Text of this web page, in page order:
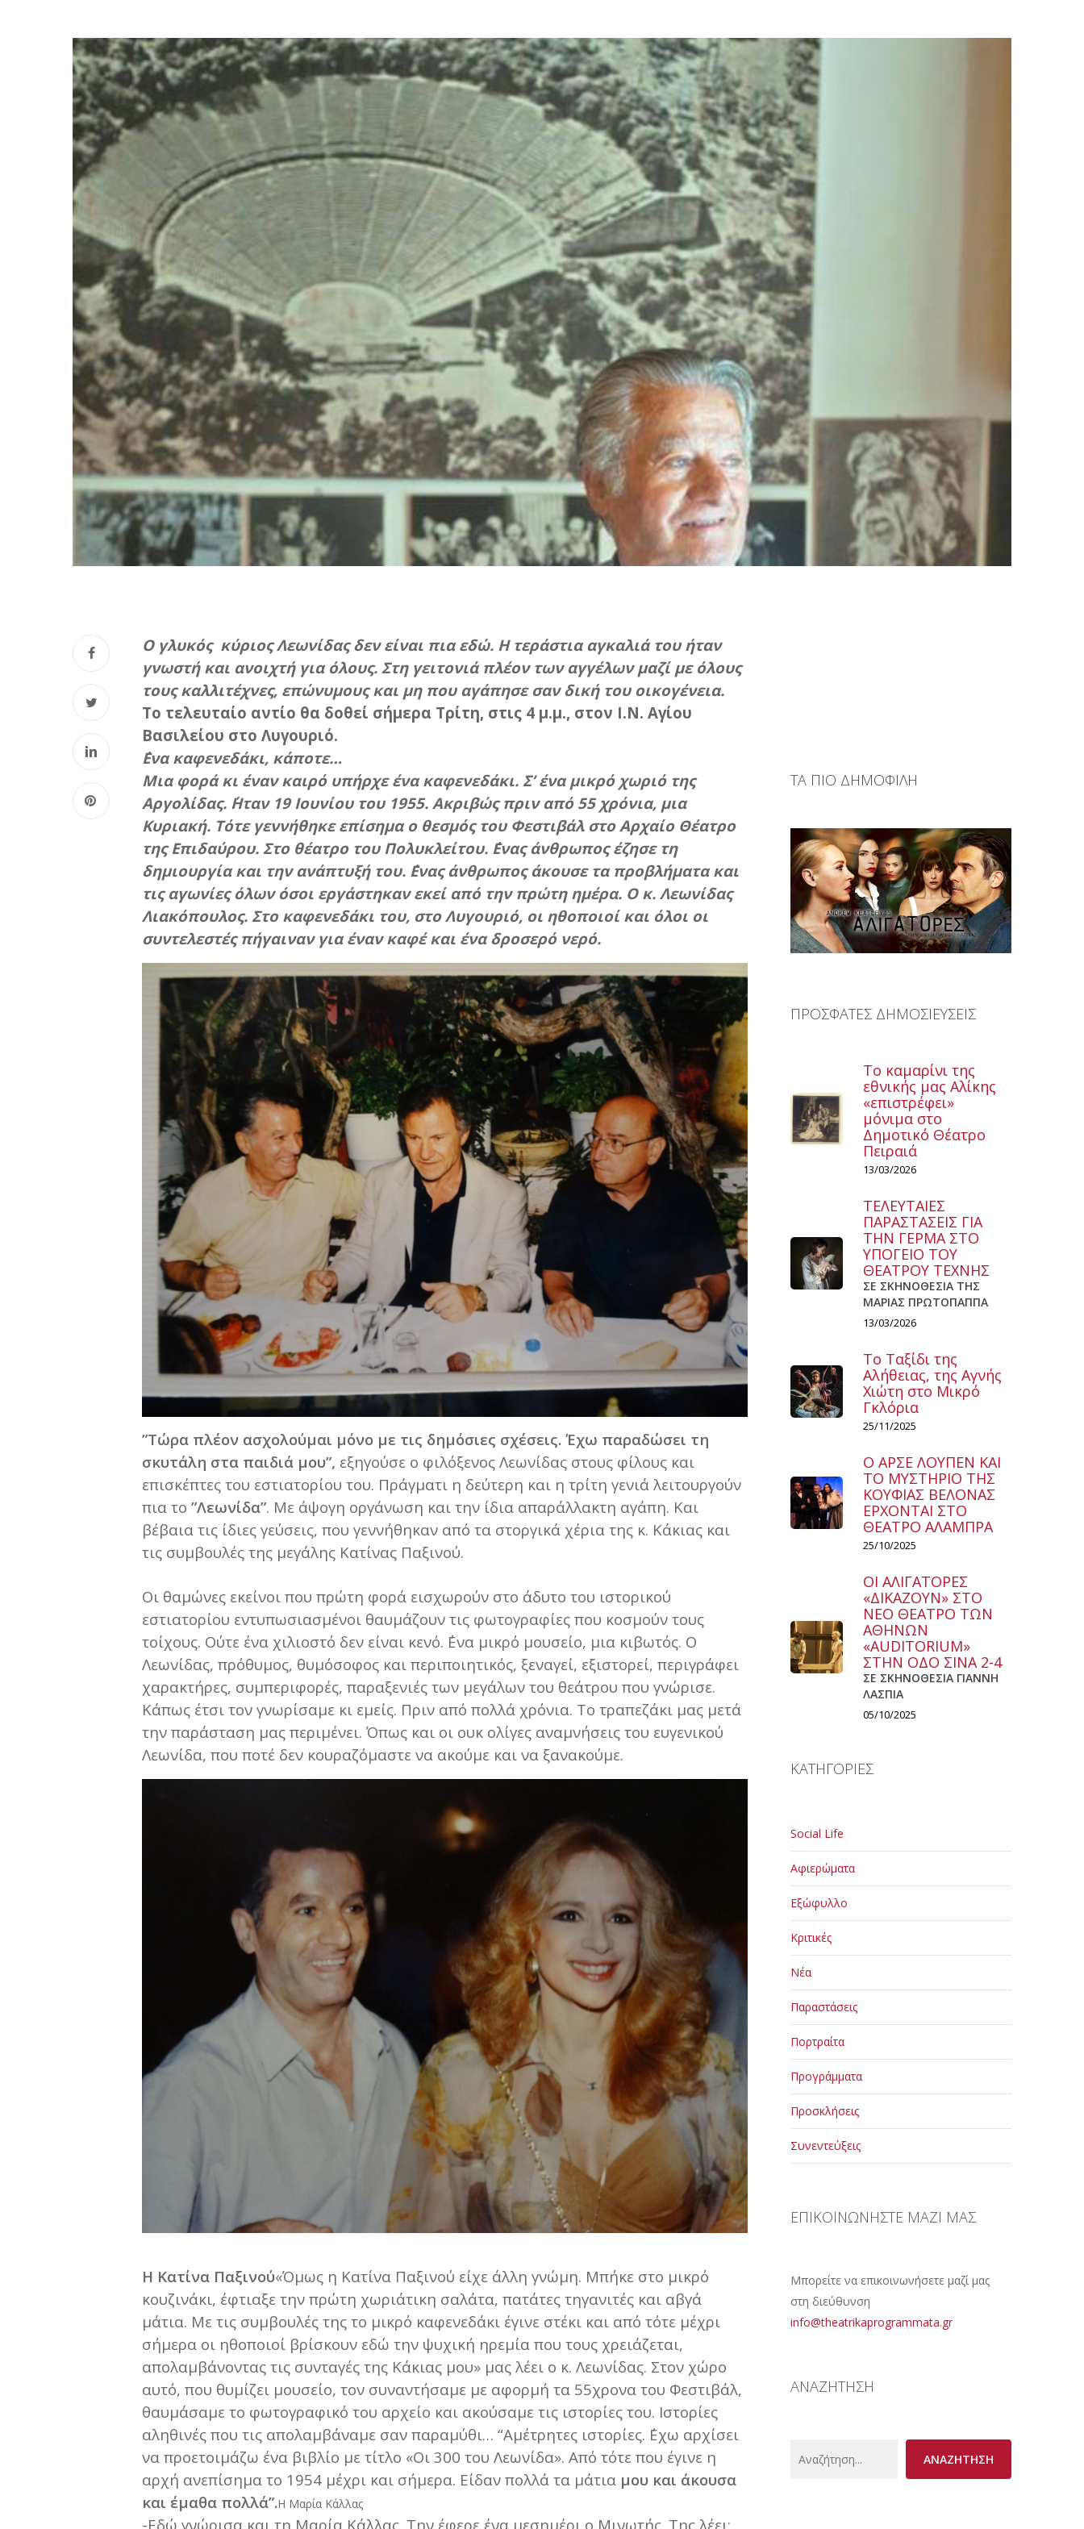
Ο γλυκός κύριος Λεωνίδας δεν είναι πια εδώ. Η τεράστια αγκαλιά του ήταν
γνωστή και ανοιχτή για όλους. Στη γειτονιά πλέον των αγγέλων μαζί με όλους
τους καλλιτέχνες, επώνυμους και μη που αγάπησε σαν δική του οικογένεια.
Το τελευταίο αντίο θα δοθεί σήμερα Τρίτη, στις 4 μ.μ., στον Ι.Ν. Αγίου
Βασιλείου στο Λυγουριό.
΄Ενα καφενεδάκι, κάποτε…
Μια φορά κι έναν καιρό υπήρχε ένα καφενεδάκι. Σ’ ένα μικρό χωριό της
Αργολίδας. ΄Ηταν 19 Ιουνίου του 1955. Ακριβώς πριν από 55 χρόνια, μια
Κυριακή. Τότε γεννήθηκε επίσημα ο θεσμός του Φεστιβάλ στο Αρχαίο Θέατρο
της Επιδαύρου. Στο θέατρο του Πολυκλείτου. ΄Ενας άνθρωπος έζησε τη
δημιουργία και την ανάπτυξή του. ΄Ενας άνθρωπος άκουσε τα προβλήματα και
τις αγωνίες όλων όσοι εργάστηκαν εκεί από την πρώτη ημέρα. Ο κ. Λεωνίδας
Λιακόπουλος. Στο καφενεδάκι του, στο Λυγουριό, οι ηθοποιοί και όλοι οι
συντελεστές πήγαιναν για έναν καφέ και ένα δροσερό νερό.
”Τώρα πλέον ασχολούμαι μόνο με τις δημόσιες σχέσεις. Έχω παραδώσει τη
σκυτάλη στα παιδιά μου”, εξηγούσε ο φιλόξενος Λεωνίδας στους φίλους και
επισκέπτες του εστιατορίου του. Πράγματι η δεύτερη και η τρίτη γενιά λειτουργούν
πια το ”Λεωνίδα”. Με άψογη οργάνωση και την ίδια απαράλλακτη αγάπη. Και
βέβαια τις ίδιες γεύσεις, που γεννήθηκαν από τα στοργικά χέρια της κ. Κάκιας και
τις συμβουλές της μεγάλης Κατίνας Παξινού.
Οι θαμώνες εκείνοι που πρώτη φορά εισχωρούν στο άδυτο του ιστορικού
εστιατορίου εντυπωσιασμένοι θαυμάζουν τις φωτογραφίες που κοσμούν τους
τοίχους. Ούτε ένα χιλιοστό δεν είναι κενό. ΄Ενα μικρό μουσείο, μια κιβωτός. Ο
Λεωνίδας, πρόθυμος, θυμόσοφος και περιποιητικός, ξεναγεί, εξιστορεί, περιγράφει
χαρακτήρες, συμπεριφορές, παραξενιές των μεγάλων του θεάτρου που γνώρισε.
Κάπως έτσι τον γνωρίσαμε κι εμείς. Πριν από πολλά χρόνια. Το τραπεζάκι μας μετά
την παράσταση μας περιμένει. Όπως και οι ουκ ολίγες αναμνήσεις του ευγενικού
Λεωνίδα, που ποτέ δεν κουραζόμαστε να ακούμε και να ξανακούμε.
Η Κατίνα Παξινού«Όμως η Κατίνα Παξινού είχε άλλη γνώμη. Μπήκε στο μικρό
κουζινάκι, έφτιαξε την πρώτη χωριάτικη σαλάτα, πατάτες τηγανιτές και αβγά
μάτια. Με τις συμβουλές της το μικρό καφενεδάκι έγινε στέκι και από τότε μέχρι
σήμερα οι ηθοποιοί βρίσκουν εδώ την ψυχική ηρεμία που τους χρειάζεται,
απολαμβάνοντας τις συνταγές της Κάκιας μου» μας λέει ο κ. Λεωνίδας. Στον χώρο
αυτό, που θυμίζει μουσείο, τον συναντήσαμε με αφορμή τα 55χρονα του Φεστιβάλ,
θαυμάσαμε το φωτογραφικό του αρχείο και ακούσαμε τις ιστορίες του. Ιστορίες
αληθινές που τις απολαμβάναμε σαν παραμύθι… “Αμέτρητες ιστορίες. ΄Εχω αρχίσει
να προετοιμάζω ένα βιβλίο με τίτλο «Οι 300 του Λεωνίδα». Από τότε που έγινε η
αρχή ανεπίσημα το 1954 μέχρι και σήμερα. Είδαν πολλά τα μάτια μου και άκουσα
και έμαθα πολλά”.Η Μαρία Κάλλας
-Εδώ γνώρισα και τη Μαρία Κάλλας. Την έφερε ένα μεσημέρι ο Μινωτής. Της λέει:
ΤΑ ΠΙΟ ΔΗΜΟΦΙΛΗ
ΠΡΟΣΦΑΤΕΣ ΔΗΜΟΣΙΕΥΣΕΙΣ
Το καμαρίνι της
εθνικής μας Αλίκης
«επιστρέφει»
μόνιμα στο
Δημοτικό Θέατρο
Πειραιά
13/03/2026
ΤΕΛΕΥΤΑΙΕΣ
ΠΑΡΑΣΤΑΣΕΙΣ ΓΙΑ
ΤΗΝ ΓΕΡΜΑ ΣΤΟ
ΥΠΟΓΕΙΟ ΤΟΥ
ΘΕΑΤΡΟΥ ΤΕΧΝΗΣ
ΣΕ ΣΚΗΝΟΘΕΣΙΑ ΤΗΣ
ΜΑΡΙΑΣ ΠΡΩΤΟΠΑΠΠΑ
13/03/2026
Το Ταξίδι της
Αλήθειας, της Αγνής
Χιώτη στο Μικρό
Γκλόρια
25/11/2025
Ο ΑΡΣΕ ΛΟΥΠΕΝ ΚΑΙ
ΤΟ ΜΥΣΤΗΡΙΟ ΤΗΣ
ΚΟΥΦΙΑΣ ΒΕΛΟΝΑΣ
ΕΡΧΟΝΤΑΙ ΣΤΟ
ΘΕΑΤΡΟ ΑΛΑΜΠΡΑ
25/10/2025
ΟΙ ΑΛΙΓΑΤΟΡΕΣ
«ΔΙΚΑΖΟΥΝ» ΣΤΟ
ΝΕΟ ΘΕΑΤΡΟ ΤΩΝ
ΑΘΗΝΩΝ
«AUDITORIUM»
ΣΤΗΝ ΟΔΟ ΣΙΝΑ 2-4
ΣΕ ΣΚΗΝΟΘΕΣΙΑ ΓΙΑΝΝΗ
ΛΑΣΠΙΑ
05/10/2025
ΚΑΤΗΓΟΡΙΕΣ
Social Life
Αφιερώματα
Εξώφυλλο
Κριτικές
Νέα
Παραστάσεις
Πορτραίτα
Προγράμματα
Προσκλήσεις
Συνεντεύξεις
ΕΠΙΚΟΙΝΩΝΗΣΤΕ ΜΑΖΙ ΜΑΣ
Μπορείτε να επικοινωνήσετε μαζί μας
στη διεύθυνση
info@theatrikaprogrammata.gr
ΑΝΑΖΗΤΗΣΗ
ΑΝΑΖΗΤΗΣΗ